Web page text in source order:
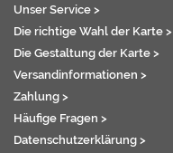
Unser Service >
Die richtige Wahl der Karte >
Die Gestaltung der Karte >
Versandinformationen >
Zahlung >
Häufige Fragen >
Datenschutzerklärung >